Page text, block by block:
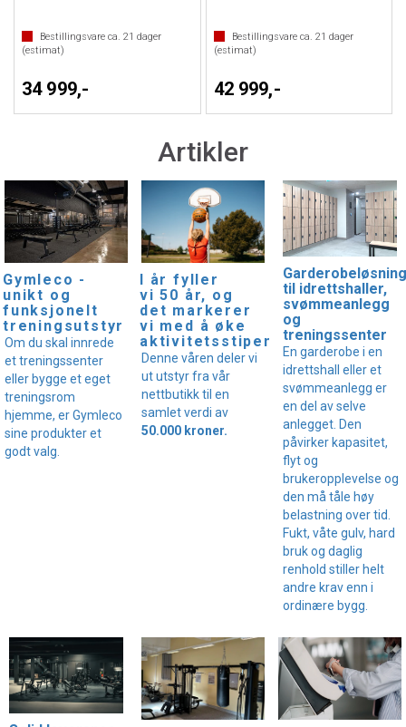
Bestillingsvare ca. 21 dager
(estimat)
34 999,-
Bestillingsvare ca. 21 dager
(estimat)
42 999,-
Artikler
Gymleco -
unikt og
funksjonelt
treningsutstyr
Om du skal innrede
et treningssenter
eller bygge et eget
treningsrom
hjemme, er Gymleco
sine produkter et
godt valg.
I år fyller
vi 50 år, og
det markerer
vi med å øke
aktivitetsstipendet!
Denne våren deler vi
ut utstyr fra vår
nettbutikk til en
samlet verdi av
50.000 kroner.
til idrettshaller,
svømmeanlegg
og
treningssenter
En garderobe i en
idrettshall eller et
svømmeanlegg er
en del av selve
anlegget. Den
påvirker kapasitet,
flyt og
brukeropplevelse og
den må tåle høy
belastning over tid.
Fukt, våte gulv, hard
bruk og daglig
renhold stiller helt
andre krav enn i
ordinære bygg.